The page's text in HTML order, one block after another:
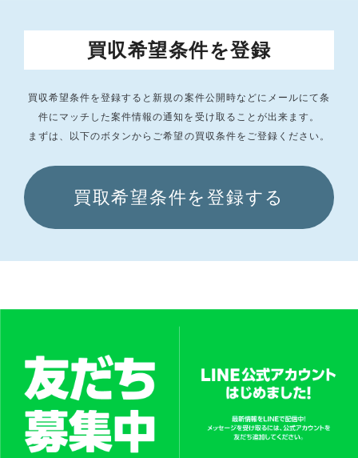
買収希望条件を登録
買収希望条件を登録すると新規の案件公開時などにメールにて条
件にマッチした案件情報の通知を受け取ることが出来ます。
まずは、以下のボタンからご希望の買収条件をご登録ください。
買取希望条件を登録する